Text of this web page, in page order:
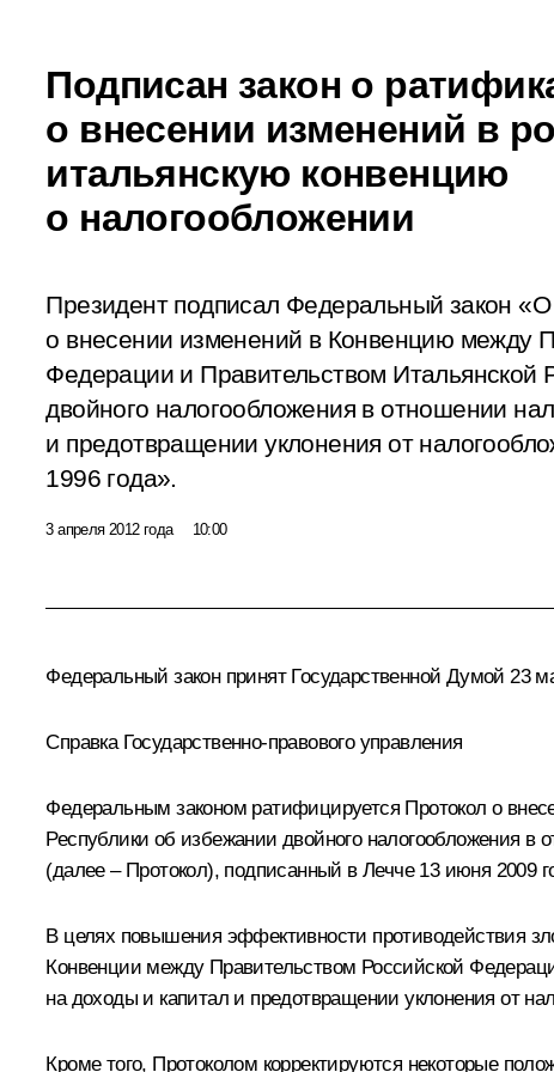
Подписан закон о
о внесении изменений в
итальянскую конвенцию
о налогообложении
Президент подписал Федеральный закон
о внесении изменений в Конвенцию между
Федерации и Правительством Итальянской
двойного налогообложения в отношении
и предотвращении уклонения от
1996 года».
3 апреля 2012 года 10:00
Федеральный закон принят Государственной Думой 23
Справка Государственно-правового управления
Федеральным законом ратифицируется Протокол о
Республики об избежании двойного налогообложения в
(далее – Протокол), подписанный в Лечче 13 июня 2009
В целях повышения эффективности противодействия
Конвенции между Правительством Российской
на доходы и капитал и предотвращении уклонения от
Кроме того, Протоколом корректируются некоторые